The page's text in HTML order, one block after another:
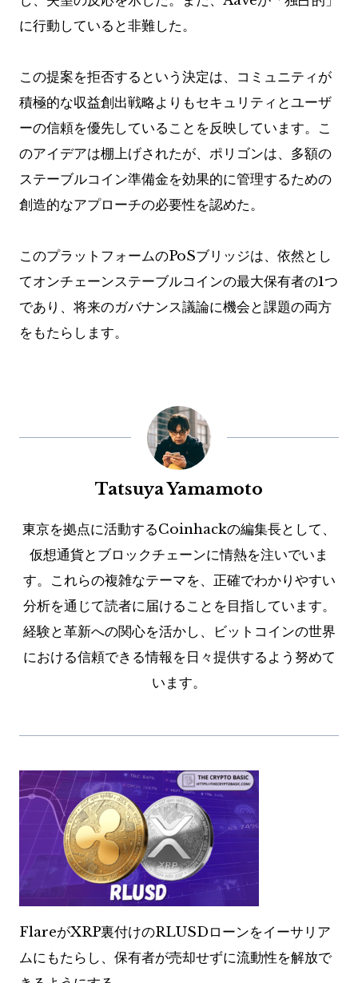
に行動していると非難した。
この提案を拒否するという決定は、コミュニティが
積極的な収益創出戦略よりもセキュリティとユーザ
ーの信頼を優先していることを反映しています。こ
のアイデアは棚上げされたが、ポリゴンは、多額の
ステーブルコイン準備金を効果的に管理するための
創造的なアプローチの必要性を認めた。
このプラットフォームのPoSブリッジは、依然とし
てオンチェーンステーブルコインの最大保有者の1つ
であり、将来のガバナンス議論に機会と課題の両方
をもたらします。
Tatsuya Yamamoto
東京を拠点に活動するCoinhackの編集長として、
仮想通貨とブロックチェーンに情熱を注いでいま
す。これらの複雑なテーマを、正確でわかりやすい
分析を通じて読者に届けることを目指しています。
経験と革新への関心を活かし、ビットコインの世界
における信頼できる情報を日々提供するよう努めて
います。
FlareがXRP裏付けのRLUSDローンをイーサリア
ムにもたらし、保有者が売却せずに流動性を解放で